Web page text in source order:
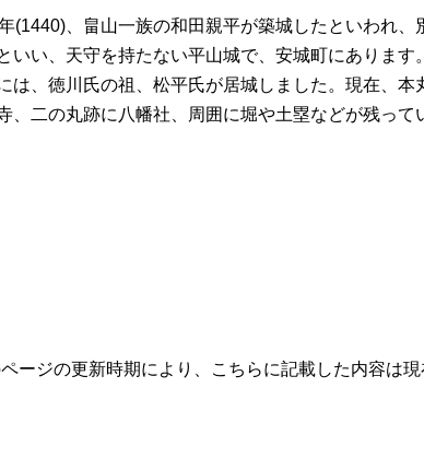
(1440)、畠山一族の和田親平が築城したといわれ、
いい、天守を持たない平山城で、安城町にあります
は、徳川氏の祖、松平氏が居城しました。現在、本
、二の丸跡に八幡社、周囲に堀や土塁などが残って
ージの更新時期により、こちらに記載した内容は